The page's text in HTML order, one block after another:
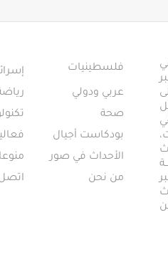
فلسطينيات
عربي ودولي
صحة
بودكاست أجيال
الأحداث في صور
من نحن
اتصل